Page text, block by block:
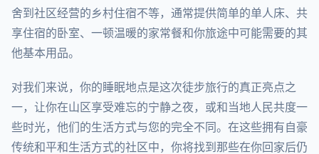
舍到社区经营的乡村住宿不等，通常提供简单的单人床、共
享住宿的卧室、一顿温暖的家常餐和你旅途中可能需要的其
他基本用品。
对我们来说，你的睡眠地点是这次徒步旅行的真正亮点之
一，让你在山区享受难忘的宁静之夜，或和当地人民共度一
些时光，他们的生活方式与您的完全不同。在这些拥有自豪
传统和平和生活方式的社区中，你将找到那些在你回家后仍